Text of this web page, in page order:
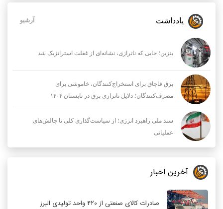
یادداشت آرشیو
بنزین؛ جایی که ناترازی، نشانه‌ای از غفلت استراتژیک شد
برق قاچاق برای استخراج‌کنندگان، خاموشی برای
مصرف‌کنندگان؛ دلایل ناترازی برق در تابستان ۱۴۰۴
سند ملی راهبرد انرژی؛ از سیاست‌گذاری کلی تا چالش‌های
عملیاتی
آخرین اخبار
صادرات کالای صنعتی از ۴۲۰ واحد تولیدی البرز